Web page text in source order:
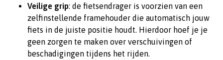
Veilige grip: de fietsendrager is voorzien van een
zelfinstellende framehouder die automatisch jouw
fiets in de juiste positie houdt. Hierdoor hoef je je
geen zorgen te maken over verschuivingen of
beschadigingen tijdens het rijden.